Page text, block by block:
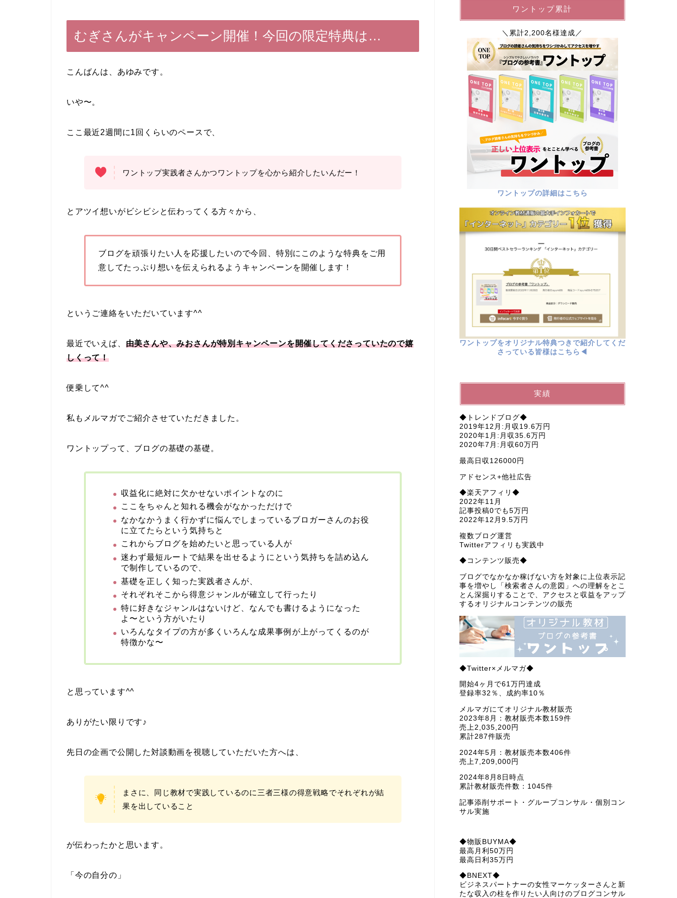
むぎさんがキャンペーン開催！今回の限定特典は…
こんばんは、あゆみです。
いや〜。
ここ最近2週間に1回くらいのペースで、
ワントップ実践者さんかつワントップを心から紹介したいんだー！
とアツイ想いがビシビシと伝わってくる方々から、
ブログを頑張りたい人を応援したいので今回、特別にこのような特典をご用
意してたっぷり想いを伝えられるようキャンペーンを開催します！
というご連絡をいただいています^^
最近でいえば、 由美さんや、みおさんが特別キャンペーンを開催してくださっていたので嬉
しくって！
便乗して^^
私もメルマガでご紹介させていただきました。
ワントップって、ブログの基礎の基礎。
収益化に絶対に欠かせないポイントなのに
ここをちゃんと知れる機会がなかっただけで
なかなかうまく行かずに悩んでしまっているブロガーさんのお役
に立てたらという気持ちと
これからブログを始めたいと思っている人が
迷わず最短ルートで結果を出せるようにという気持ちを詰め込ん
で制作しているので、
基礎を正しく知った実践者さんが、
それぞれそこから得意ジャンルが確立して行ったり
特に好きなジャンルはないけど、なんでも書けるようになった
よ〜という方がいたり
いろんなタイプの方が多くいろんな成果事例が上がってくるのが
特徴かな〜
と思っています^^
ありがたい限りです♪
先日の企画で公開した対談動画を視聴していただいた方へは、
まさに、同じ教材で実践しているのに三者三様の得意戦略でそれぞれが結
果を出していること
が伝わったかと思います。
「今の自分の」
ワントップ累計
＼累計2,200名様達成／
ワントップの詳細はこちら
ワントップをオリジナル特典つきで紹介してくだ
さっている皆様はこちら◀︎
実績
◆トレンドブログ◆
2019年12月:月収19.6万円
2020年1月:月収35.6万円
2020年7月:月収60万円
最高日収126000円
アドセンス+他社広告
◆楽天アフィリ◆
2022年11月
記事投稿0でも5万円
2022年12月9.5万円
複数ブログ運営
Twitterアフィリも実践中
◆コンテンツ販売◆
ブログでなかなか稼げない方を対象に上位表示記
事を増やし「検索者さんの意図」への理解をとこ
とん深掘りすることで、アクセスと収益をアップ
するオリジナルコンテンツの販売
◆Twitter×メルマガ◆
開始4ヶ月で61万円達成
登録率32％、成約率10％
メルマガにてオリジナル教材販売
2023年8月：教材販売本数159件
売上2,035,200円
累計287件販売
2024年5月：教材販売本数406件
売上7,209,000円
2024年8月8日時点
累計教材販売件数：1045件
記事添削サポート・グループコンサル・個別コン
サル実施
◆物販BUYMA◆
最高月利50万円
最高日利35万円
◆BNEXT◆
ビジネスパートナーの女性マーケッターさんと新
たな収入の柱を作りたい人向けのブログコンサル